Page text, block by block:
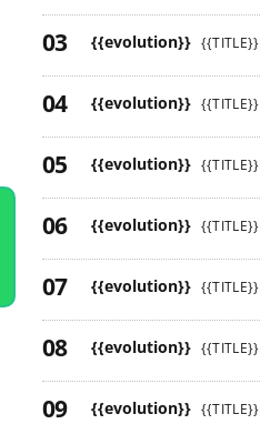
{{evolution}} {{TITLE}}
{{evolution}} {{TITLE}}
{{evolution}} {{TITLE}}
{{evolution}} {{TITLE}}
{{evolution}} {{TITLE}}
{{evolution}} {{TITLE}}
{{evolution}} {{TITLE}}